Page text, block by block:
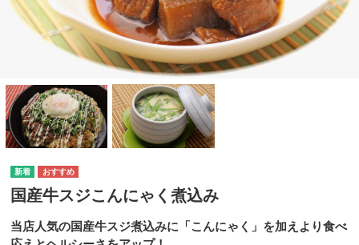
国産牛スジこんにゃく煮込み
当店人気の国産牛スジ煮込みに「こんにゃく」を加えより食べ